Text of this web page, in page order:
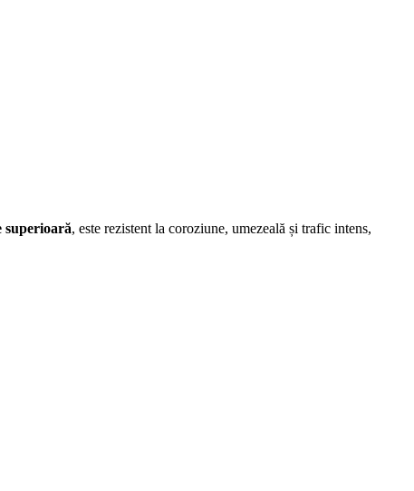
superioară, este rezistent la coroziune, umezeală și trafic intens,